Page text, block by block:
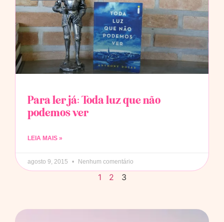
Para ler já: Toda luz que não
podemos ver
LEIA MAIS »
agosto 9, 2015 Nenhum comentário
1 2 3